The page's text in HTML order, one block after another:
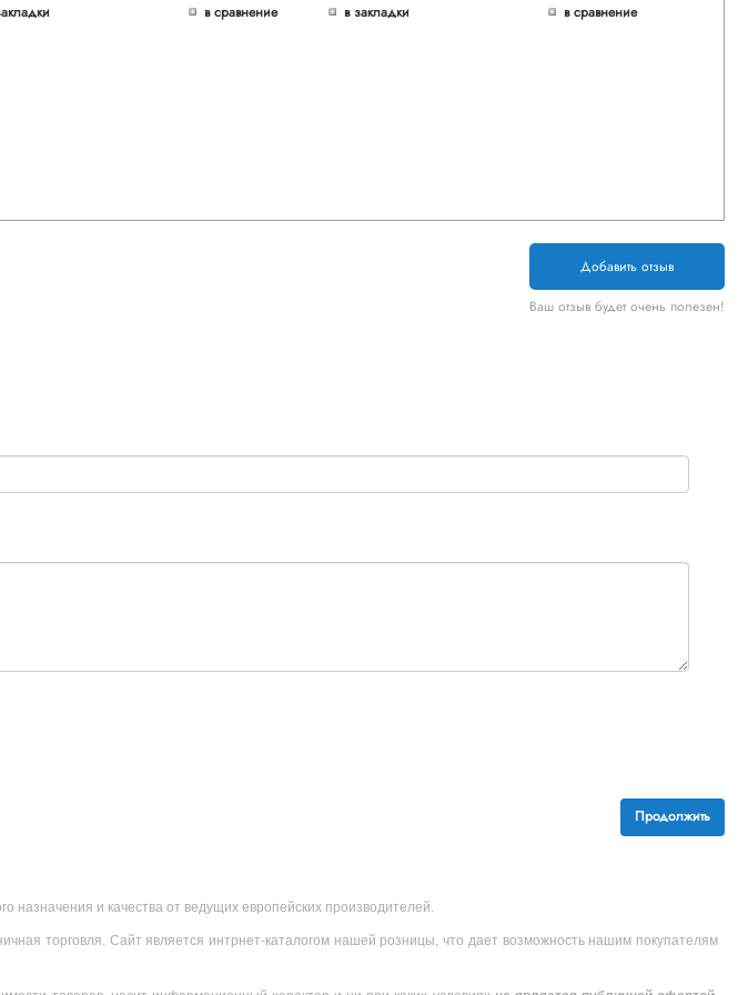
в сравнение
в закладки
в сравнение
Добавить отзыв
Ваш отзыв будет очень полезен!
Продолжить
назначения и качества от ведущих европейских производителей.
торговля. Сайт является интрнет-каталогом нашей розницы, что дает возможность нашим покупателям